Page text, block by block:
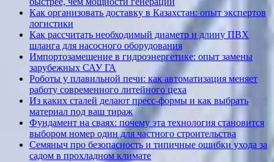
Как организовать доставку в Казахстан: опыт экспертов
логистики
Как рассчитать необходимый диаметр и длину ПВХ
шланга для насосного оборудования
Импортозамещение в гидроэнергетике: опыт замены
зарубежных САУ ГА
Роботы у плавильной печи: как автоматизация меняет
работу современного литейного цеха
Из каких сталей делают пресс-формы и как выбрать
материал под ваш тираж
Фундамент на сваях: почему эта технология становится
выбором номер один для частного строительства
Семяныч про безопасность и типичные ошибки ухода за
садом в прохладном климате